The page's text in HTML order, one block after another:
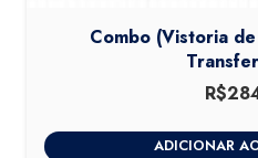
Combo (Vistoria
R$
ADICIONAR